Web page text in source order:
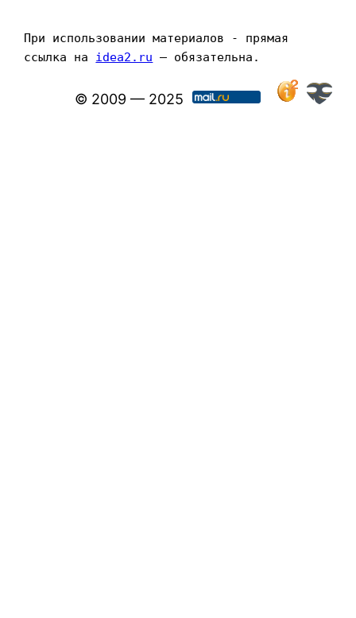
При использовании материалов - прямая
ссылка на idea2.ru — обязательна.
© 2009 — 2025